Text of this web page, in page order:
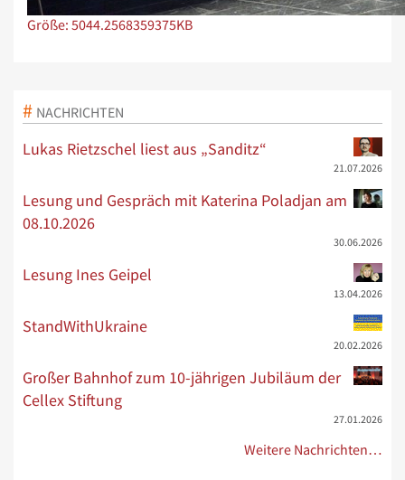
Zeige Bild in voller Größe…
Größe: 5044.2568359375KB
NACHRICHTEN
Lukas Rietzschel liest aus „Sanditz“
21.07.2026
Lesung und Gespräch mit Katerina Poladjan am
08.10.2026
30.06.2026
Lesung Ines Geipel
13.04.2026
StandWithUkraine
20.02.2026
Großer Bahnhof zum 10-jährigen Jubiläum der
Cellex Stiftung
27.01.2026
Weitere Nachrichten…